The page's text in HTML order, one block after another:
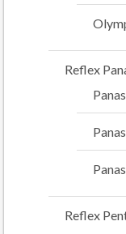
Reflex
Reflex